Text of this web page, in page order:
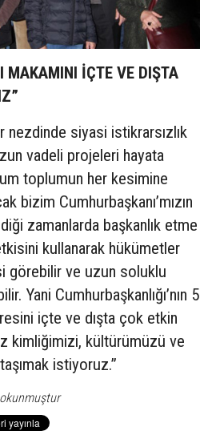
MAKAMINI İÇTE VE DIŞTA
nezdinde siyasi istikrarsızlık
vadeli projeleri hayata
toplumun her kesimine
bizim Cumhurbaşkanı’mızın
zamanlarda başkanlık etme
kullanarak hükümetler
görebilir ve uzun soluklu
Yani Cumhurbaşkanlığı’nın 5
içte ve dışta çok etkin
kimliğimizi, kültürümüzü ve
istiyoruz.”